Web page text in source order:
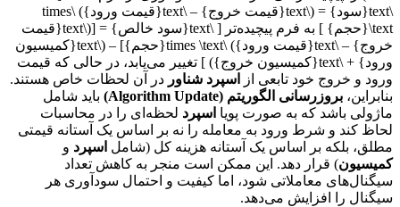
\text{سود} = (\text{قیمت خروج} – \text{قیمت ورود}) \times
\text{حجم} ] به فرم پیچیده‌تر [ \text{سود خالص} = [(\text{قیمت
خروج} – \text{قیمت ورود}) \times \text{حجم}] – (\text{کمیسیون
ورود} + \text{کمیسیون خروج}) ] تغییر می‌یابد، در حالی که قیمت
ورود و خروج خود تابعی از
اسپرد شناور در آن لحظات خاص هستند.
بنابراین، بروزرسانی الگوریتم (Algorithm Update)
باید شامل
ماژولی باشد که به صورت پویا اسپرد لحظه‌ای را در محاسبات
لحاظ کند و شرط ورود به معامله را نه بر اساس یک آستانه قیمتی
مطلق، بلکه بر اساس یک آستانه هزینه کل (شامل اسپرد و
کمیسیون) قرار دهد. این ممکن است منجر به کاهش تعداد
سیگنال‌های معاملاتی شود، اما کیفیت و احتمال سودآوری هر
سیگنال را افزایش می‌دهد.